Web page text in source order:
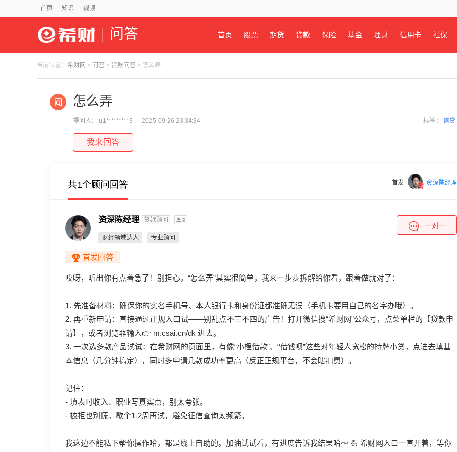
首页 知识 视频
问答 首页 股票 期货 贷款 保险 基金 理财 信用卡 社保
当前位置： 希财网 > 问答 > 贷款问答 > 怎么弄
怎么弄
标签： 信贷
提问人： u1*********3 2025-09-26 23:34:34
我来回答
共1个顾问回答 首发 资深陈经理
资深陈经理 贷款顾问
财经领域达人 专业顾问
一对一
首发回答
哎呀，听出你有点着急了！别担心，“怎么弄”其实很简单，我来一步步拆解给你看，跟着做就对了：
1. 先准备材料：确保你的实名手机号、本人银行卡和身份证都准确无误（手机卡要用自己的名字办哦）。
2. 再重新申请：直接通过正规入口试——别乱点不三不四的广告！打开微信搜“希财网”公众号，点菜单栏的【贷款申
请】，或者浏览器输入👉 m.csai.cn/dk 进去。
3. 一次选多款产品试试：在希财网的页面里，有像“小橙借款”、“借钱呗”这些对年轻人宽松的持牌小贷，点进去填基
本信息（几分钟搞定），同时多申请几款成功率更高（反正正规平台，不会瞎扣费）。
记住：
- 填表时收入、职业写真实点，别太夸张。
- 被拒也别慌，歇个1-2周再试，避免征信查询太频繁。
我这边不能私下帮你操作哈，都是线上自助的。加油试试看，有进度告诉我结果哈～ 💪 希财网入口一直开着，等你